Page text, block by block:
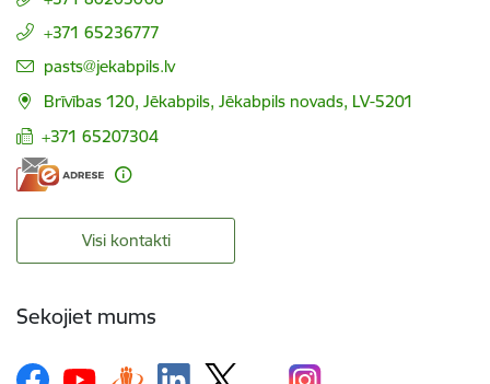
+371 65236777
E-pasts:
pasts@jekabpils.lv
Brīvības 120, Jēkabpils, Jēkabpils novads, LV-5201
+371 65207304
Visi kontakti
Sekojiet mums